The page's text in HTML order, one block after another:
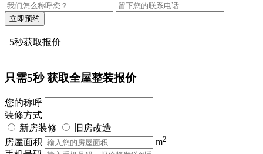
5秒获取报价
只需5秒获取全屋整装报价
您的称呼
装修方式
新房装修
旧房改造
房屋面积
m2